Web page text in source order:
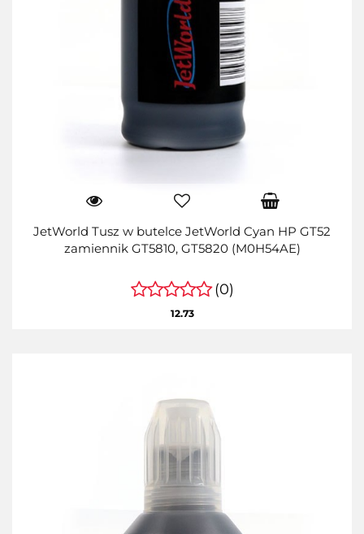
JetWorld Tusz w butelce JetWorld Cyan HP GT52
zamiennik GT5810, GT5820 (M0H54AE)
(0)
12.73